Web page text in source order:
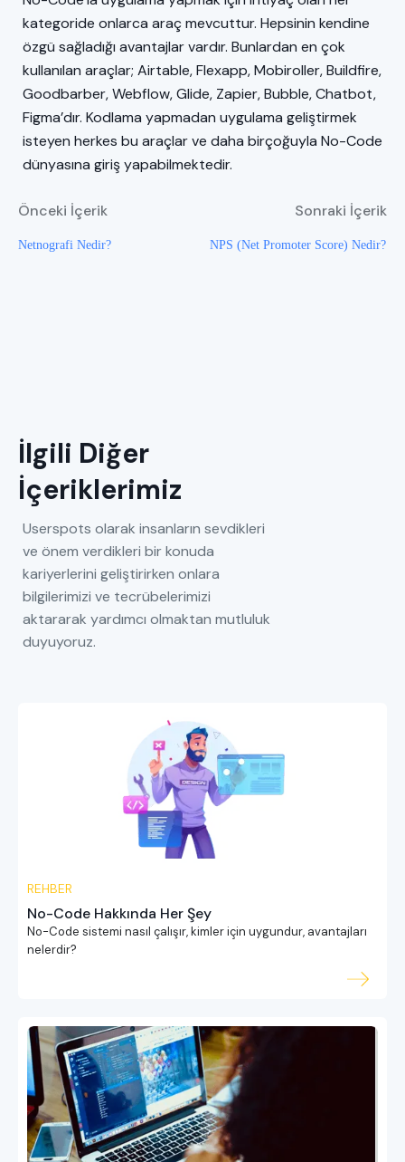
kategoride onlarca araç mevcuttur. Hepsinin kendine
özgü sağladığı avantajlar vardır. Bunlardan en çok
kullanılan araçlar; Airtable, Flexapp, Mobiroller, Buildfire,
Goodbarber, Webflow, Glide, Zapier, Bubble, Chatbot,
Figma’dır. Kodlama yapmadan uygulama geliştirmek
isteyen herkes bu araçlar ve daha birçoğuyla No-Code
dünyasına giriş yapabilmektedir.
Sonraki İçerik
Önceki İçerik
Netnografi Nedir? NPS (Net Promoter Score) Nedir?
İlgili Diğer
İçeriklerimiz
Userspots olarak insanların sevdikleri
ve önem verdikleri bir konuda
kariyerlerini geliştirirken onlara
bilgilerimizi ve tecrübelerimizi
aktararak yardımcı olmaktan mutluluk
duyuyoruz.
REHBER
No-Code Hakkında Her Şey
No-Code sistemi nasıl çalışır, kimler için uygundur, avantajları
nelerdir?